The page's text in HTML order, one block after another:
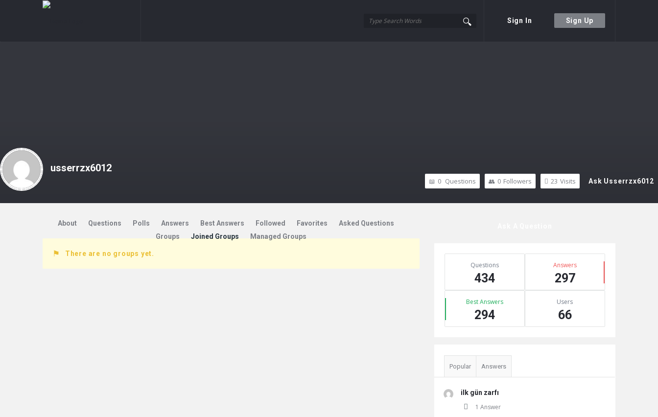
Sign In Sign Up
Reina
usserrzx6012
Ask Usserrzx6012
23 Visits
0 Followers
0 Questions
About Questions Polls Answers Best Answers Followed Favorites
Asked Questions
Groups
Joined Groups Managed Groups
There are no groups yet.
StatsQuestions
434
Answers
297
Best Answers
294
Users
66
Popular Answers
ilk gün zarfı
1 Answer